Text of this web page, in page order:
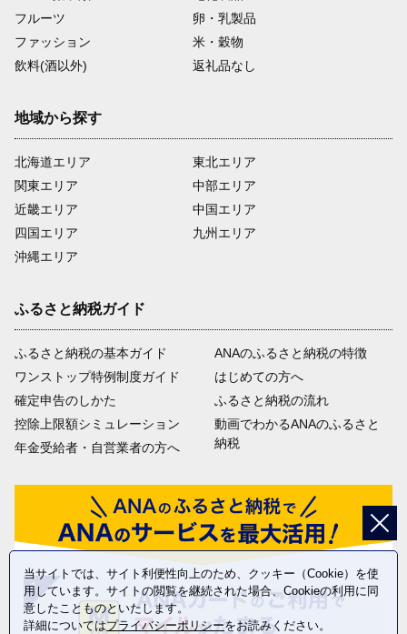
フルーツ
卵・乳製品
ファッション
米・穀物
飲料(酒以外)
返礼品なし
地域から探す
北海道エリア
関東エリア
近畿エリア
四国エリア
沖縄エリア
東北エリア
中部エリア
中国エリア
九州エリア
ふるさと納税ガイド
ふるさと納税の基本ガイド
ワンストップ特例制度ガイド
確定申告のしかた
控除上限額シミュレーション
年金受給者・自営業者の方へ
ANAのふるさと納税の特徴
はじめての方へ
ふるさと納税の流れ
動画でわかるANAのふるさと
納税
当サイトでは、サイト利便性向上のため、クッキー（Cookie）を使
用しています。サイトの閲覧を継続された場合、Cookieの利用に同
意したことものといたします。
詳細についてはプライバシーポリシーをお読みください。